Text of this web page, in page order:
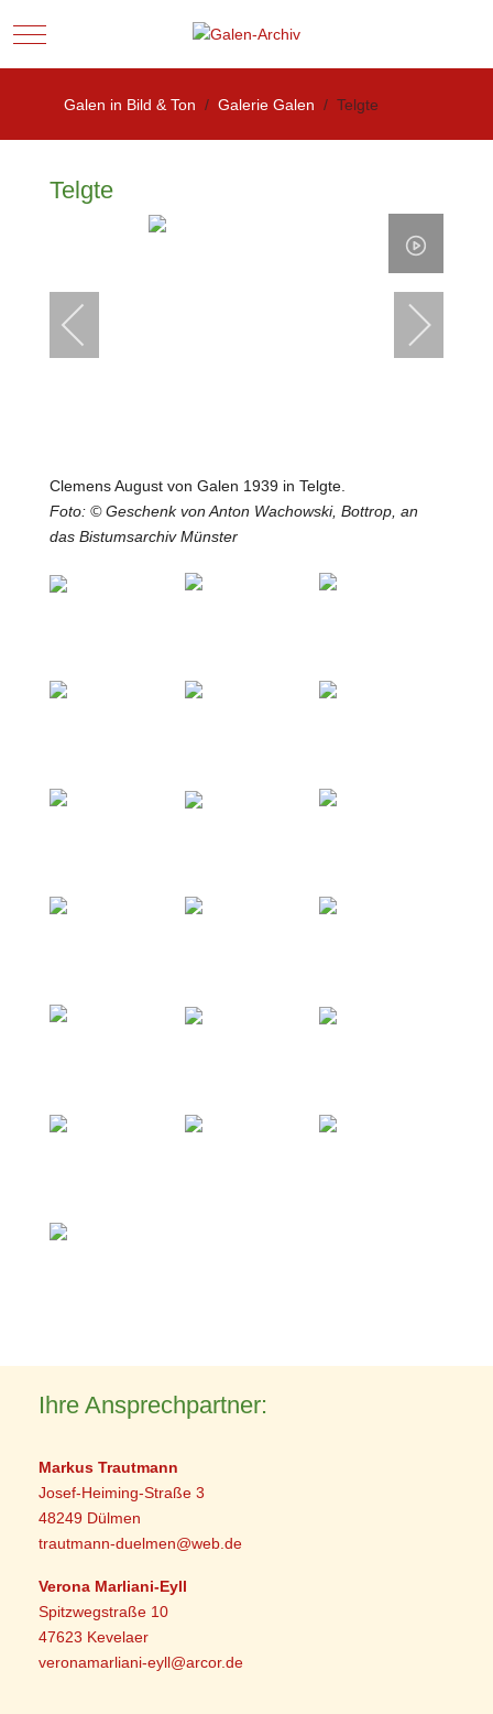
Mobile Menu Toggle
Galen in Bild & Ton Galerie Galen Telgte
Telgte
Clemens August von Galen 1939 in Telgte.
Foto: © Geschenk von Anton Wachowski, Bottrop, an
das Bistumsarchiv Münster
Ihre Ansprechpartner:
Markus Trautmann
Josef-Heiming-Straße 3
48249 Dülmen
trautmann-duelmen@web.de
Verona Marliani-Eyll
Spitzwegstraße 10
47623 Kevelaer
veronamarliani-eyll@arcor.de